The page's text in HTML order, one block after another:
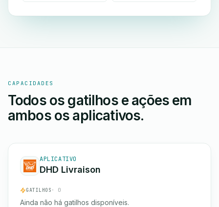
CAPACIDADES
Todos os gatilhos e ações em
ambos os aplicativos.
APLICATIVO
DHD Livraison
GATILHOS · 0
Ainda não há gatilhos disponíveis.